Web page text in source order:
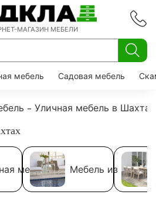
МАГАЗИН МЕБЕЛИ
мебель Садовая мебель
Уличная мебель в Шахтах
мебель Мебель из